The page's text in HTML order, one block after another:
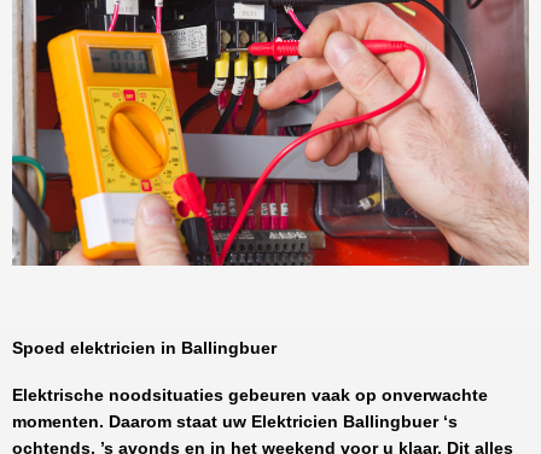
Spoed elektricien in Ballingbuer
Elektrische noodsituaties gebeuren vaak op onverwachte
momenten. Daarom staat uw Elektricien Ballingbuer‘s
ochtends, ’s avonds en in het weekend voor u klaar. Dit alles